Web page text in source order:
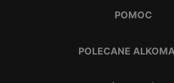
POMOC
POLECANE